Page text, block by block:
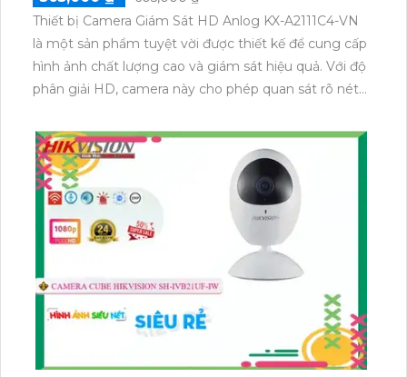
Thiết bị Camera Giám Sát HD Anlog KX-A2111C4-VN
là một sản phẩm tuyệt vời được thiết kế để cung cấp
hình ảnh chất lượng cao và giám sát hiệu quả. Với độ
phân giải HD, camera này cho phép quan sát rõ nét
thông minh như chống ngược sáng, hồng ngoại,
chống thời tiết, độ nhạy cao và khả năng chống bụi,
chống nước, thích hợp sử dụng cho đa dạng môi
trường. Đặc biệt, thiết bị cung cấp hệ thống giám sát
an ninh tuyệt vời cho ngôi nhà, văn phòng, nhà
xưởng hay bất kỳ không gian nào khác.